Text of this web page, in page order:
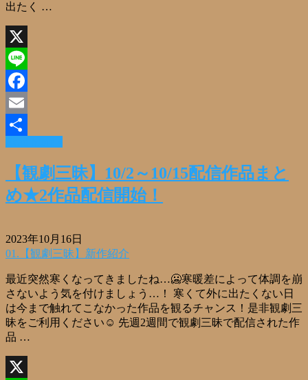
出たく …
X
Line
Facebook
Email
共
【観劇三昧】10/2～10/15配信作品まと
め★2作品配信開始！
2023年10月16日
01.【観劇三昧】新作紹介
最近突然寒くなってきましたね…🥶寒暖差によって体調を崩
さないよう気を付けましょう…！ 寒くて外に出たくない日
は今まで触れてこなかった作品を観るチャンス！是非観劇三
昧をご利用ください☺ 先週2週間で観劇三昧で配信された作
品 …